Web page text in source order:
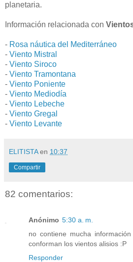
planetaria.
Información relacionada con
- Rosa náutica del Mediterráneo
- Viento Mistral
- Viento Siroco
- Viento Tramontana
- Viento Poniente
- Viento Mediodía
- Viento Lebeche
- Viento Gregal
- Viento Levante
ELITISTA en 10:37
Compartir
82 comentarios:
Anónimo 5:30 a. m.
no contiene mucha
conforman los vientos alisios :P
Responder